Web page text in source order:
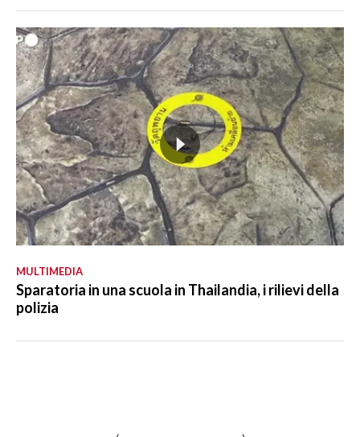
MULTIMEDIA
Sparatoria in una scuola in Thailandia, i rilievi della
polizia